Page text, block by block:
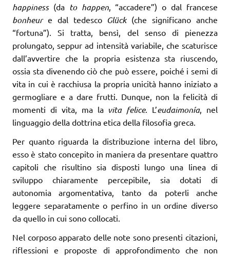
happiness (da to happen, “accadere”) o dal francese
bonheur e dal tedesco Glück (che significano anche
“fortuna”). Si tratta, bensì, del senso di pienezza
prolungato, seppur ad intensità variabile, che scaturisce
dall’avvertire che la propria esistenza sta riuscendo,
ossia sta divenendo ciò che può essere, poiché i semi di
vita in cui è racchiusa la propria unicità hanno iniziato a
germogliare e a dare frutti. Dunque, non la felicità di
momenti di vita, ma la vita felice. L’eudaimonía, nel
linguaggio della dottrina etica della filosofia greca.
Per quanto riguarda la distribuzione interna del libro,
esso è stato concepito in maniera da presentare quattro
capitoli che risultino sia disposti lungo una linea di
sviluppo chiaramente percepibile, sia dotati di
autonomia argomentativa, tanto da poterli anche
leggere separatamente o perfino in un ordine diverso
da quello in cui sono collocati.
Nel corposo apparato delle note sono presenti citazioni,
riflessioni e proposte di approfondimento che non